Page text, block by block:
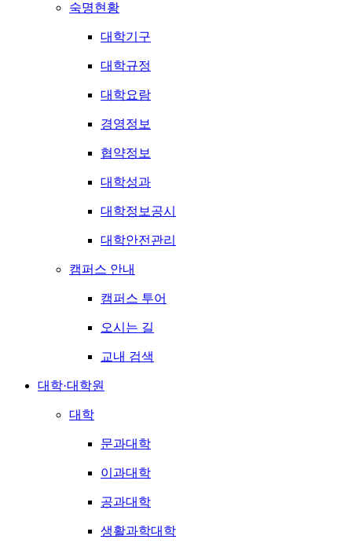
숙명현황
대학기구
대학규정
대학요람
경영정보
협약정보
대학성과
대학정보공시
대학안전관리
캠퍼스 안내
캠퍼스 투어
오시는 길
교내 검색
대학·대학원
대학
문과대학
이과대학
공과대학
생활과학대학